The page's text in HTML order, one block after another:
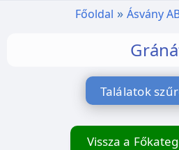
Főoldal Ásvány
Találatok
Vissza a